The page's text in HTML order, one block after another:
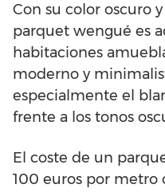
Con su color oscuro
parquet wengué es
habitaciones
moderno y
especialmente el
frente a los tonos
El coste de un
100 euros por metro